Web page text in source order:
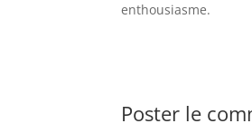
enthousiasme.
Poster le